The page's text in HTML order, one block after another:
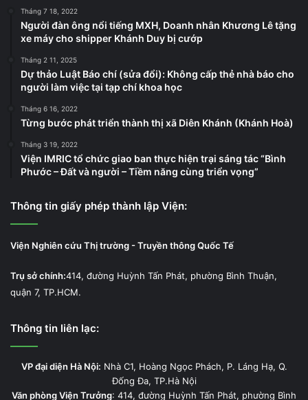
Tháng 7 18, 2022
Người đàn ông nổi tiếng MXH, Doanh nhân Khương Lê tặng
xe máy cho shipper Khánh Duy bị cướp
Tháng 2 11, 2025
Dự thảo Luật Báo chí (sửa đổi): Không cấp thẻ nhà báo cho
người làm việc tại tạp chí khoa học
Tháng 6 16, 2022
Từng bước phát triển thành thị xã Diên Khánh (Khánh Hoà)
Tháng 3 19, 2022
Viện IMRIC tổ chức giao ban thực hiện trại sáng tác “Bình
Phước – Đất và người – Tiềm năng cùng triển vọng”
Thông tin giấy phép thành lập Viện:
Viện Nghiên cứu Thị trường - Truyền thông Quốc Tế
Trụ sở chính:414, đường Huỳnh Tấn Phát, phường Bình Thuận,
quận 7, TP.HCM.
Thông tin liên lạc:
VP đại diện Hà Nội: Nhà C1, Hoàng Ngọc Phách, P. Láng Hạ, Q.
Đống Đa, TP.Hà Nội
Văn phòng Viện Trưởng: 414, đường Huỳnh Tấn Phát, phường Bình